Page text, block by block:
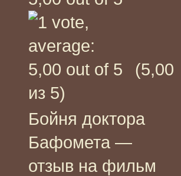
(5,00
из 5)
Бойня доктора
Бафомета —
отзыв на фильм